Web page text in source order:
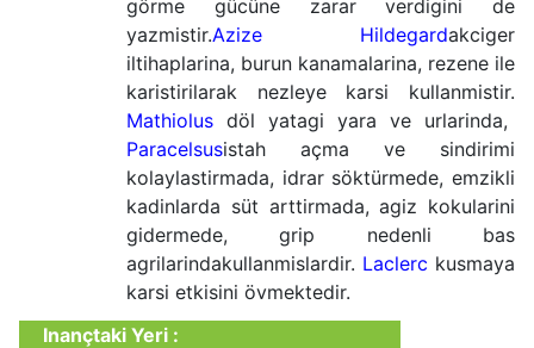
görme gücüne zarar verdigini de
yazmistir.Azize Hildegardakciger
iltihaplarina, burun kanamalarina, rezene ile
karistirilarak nezleye karsi kullanmistir.
Mathiolus döl yatagi yara ve urlarinda,
Paracelsusistah açma ve sindirimi
kolaylastirmada, idrar söktürmede, emzikli
kadinlarda süt arttirmada, agiz kokularini
gidermede, grip nedenli bas
agrilarindakullanmislardir. Laclerc kusmaya
karsi etkisini övmektedir.
Inançtaki Yeri :